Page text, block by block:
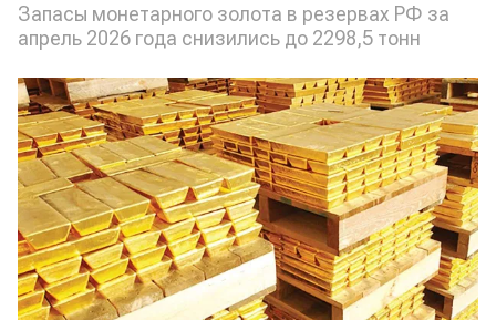
Запасы монетарного золота в резервах РФ за
апрель 2026 года снизились до 2298,5 тонн